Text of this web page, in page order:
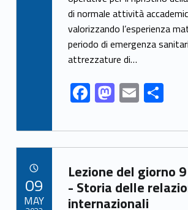
b
o
o
k
d
o
n
l e
di normale attività
valorizzando l’esperienza
periodo di emergenza
attrezzature di…
F
ac
e
b
o
o
M
as
to
d
o
n
E
m
ai
l
S
ar
e
Link identifier archive #link-archive-22395
Lezione del giorno
- Storia delle
internazionali
09
MAY